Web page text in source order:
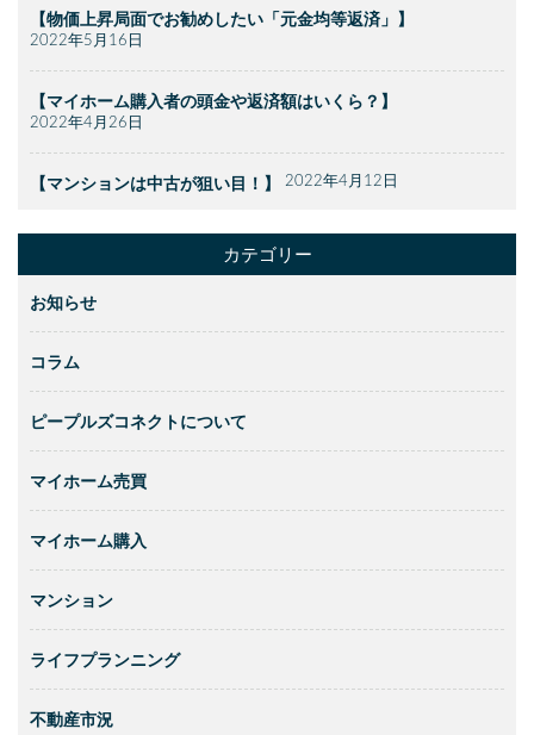
【物価上昇局面でお勧めしたい「元金均等返済」】
2022年5月16日
【マイホーム購入者の頭金や返済額はいくら？】
2022年4月26日
【マンションは中古が狙い目！】 2022年4月12日
カテゴリー
お知らせ
コラム
ピープルズコネクトについて
マイホーム売買
マイホーム購入
マンション
ライフプランニング
不動産市況